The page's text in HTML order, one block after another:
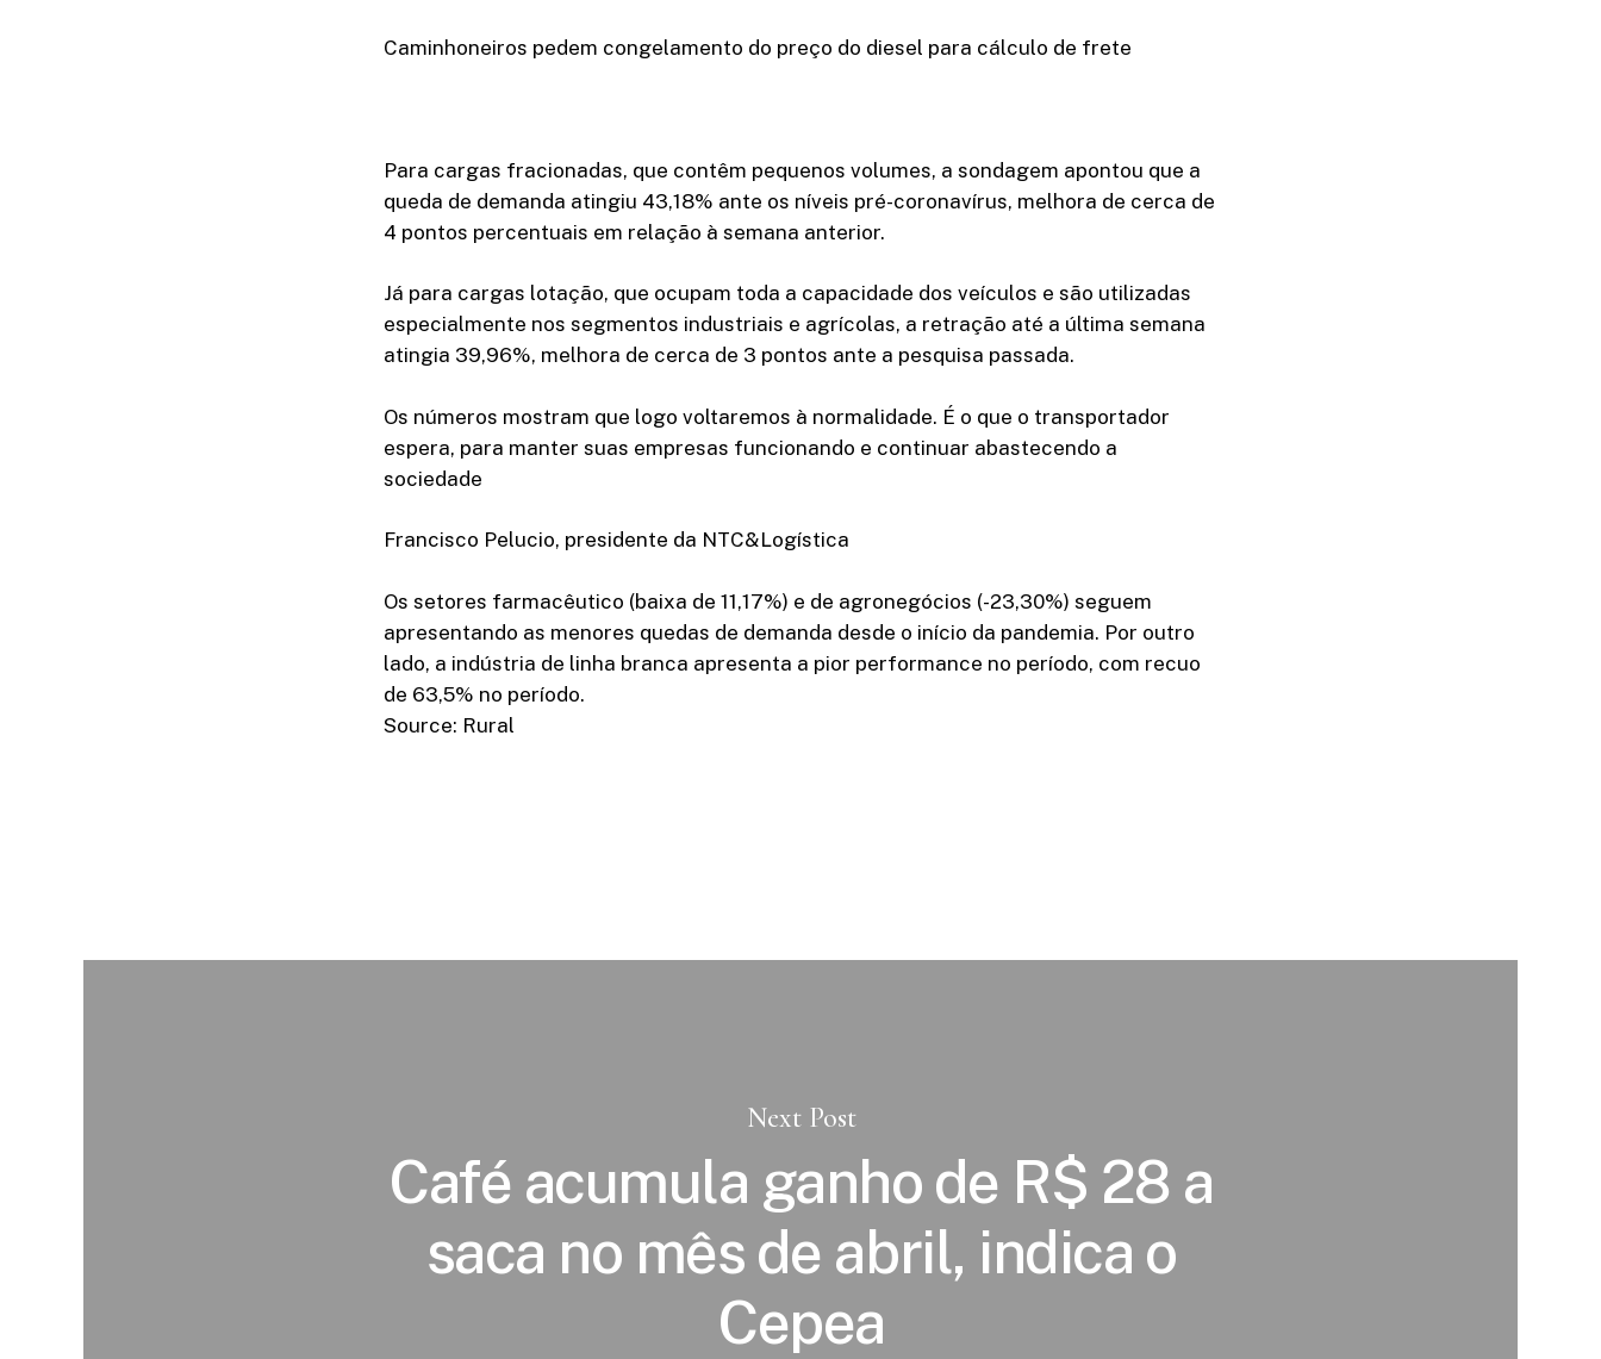
Caminhoneiros pedem congelamento do preço do diesel para cálculo de frete
Para cargas fracionadas, que contêm pequenos volumes, a sondagem apontou que a
queda de demanda atingiu 43,18% ante os níveis pré-coronavírus, melhora de cerca de
4 pontos percentuais em relação à semana anterior.
Já para cargas lotação, que ocupam toda a capacidade dos veículos e são utilizadas
especialmente nos segmentos industriais e agrícolas, a retração até a última semana
atingia 39,96%, melhora de cerca de 3 pontos ante a pesquisa passada.
Os números mostram que logo voltaremos à normalidade. É o que o transportador
espera, para manter suas empresas funcionando e continuar abastecendo a
sociedade
Francisco Pelucio, presidente da NTC&Logística
Os setores farmacêutico (baixa de 11,17%) e de agronegócios (-23,30%) seguem
apresentando as menores quedas de demanda desde o início da pandemia. Por outro
lado, a indústria de linha branca apresenta a pior performance no período, com recuo
de 63,5% no período.
Source: Rural
Next Post
Café acumula ganho de R$ 28 a
saca no mês de abril, indica o
Cepea